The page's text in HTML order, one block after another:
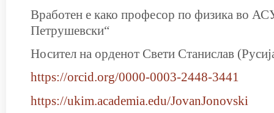
Вработен е како професор по физика во
Петрушевски“
Носител на орденот Свети Станислав
https://orcid.org/0000-0003-2448-3441
https://ukim.academia.edu/JovanJonovski